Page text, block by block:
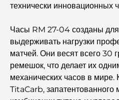
Рестораны в районе
ужина в этом быстро
Лучшие поля для гольфа
технически инновационных
Часы RM 27-04 созданы для
выдерживать нагрузки
матчей. Они весят всего 30
ремешок, что делает их
механических часов в мире.
TitaCarb, запатентованного